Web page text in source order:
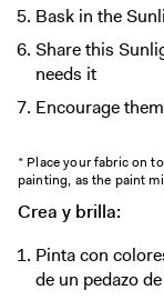
Bask in the
Share this
needs it
Encourage
* Place your fabric on
painting, as the paint
Crea y brilla:
Pinta con
de un pedazo